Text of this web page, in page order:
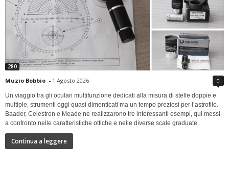
280
Muzio Bobbio - 1 Agosto 2026 0
Un viaggio tra gli oculari multifunzione dedicati alla misura di stelle doppie e
multiple, strumenti oggi quasi dimenticati ma un tempo preziosi per l’astrofilo.
Baader, Celestron e Meade ne realizzarono tre interessanti esempi, qui messi
a confronto nelle caratteristiche ottiche e nelle diverse scale graduate.
Continua a leggere